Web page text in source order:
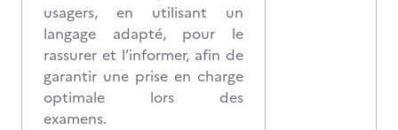
usagers, en utilisant un
langage adapté, pour le
rassurer et l’informer, afin de
garantir une prise en charge
optimale lors des
examens.